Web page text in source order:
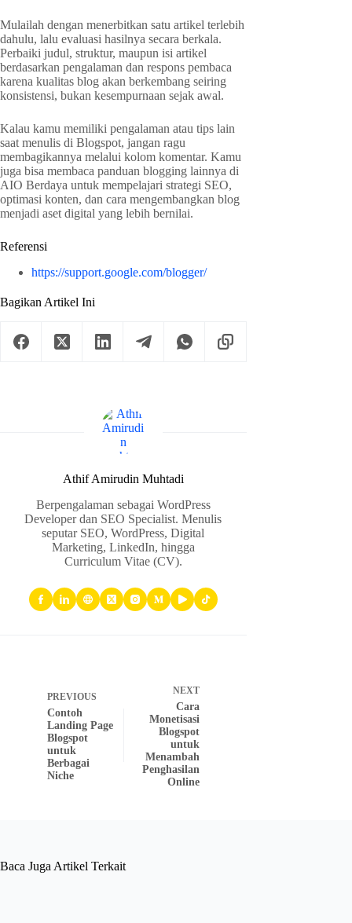
Mulailah dengan menerbitkan satu artikel terlebih
dahulu, lalu evaluasi hasilnya secara berkala.
Perbaiki judul, struktur, maupun isi artikel
berdasarkan pengalaman dan respons pembaca
karena kualitas blog akan berkembang seiring
konsistensi, bukan kesempurnaan sejak awal.
Kalau kamu memiliki pengalaman atau tips lain
saat menulis di Blogspot, jangan ragu
membagikannya melalui kolom komentar. Kamu
juga bisa membaca panduan blogging lainnya di
AIO Berdaya untuk mempelajari strategi SEO,
optimasi konten, dan cara mengembangkan blog
menjadi aset digital yang lebih bernilai.
Referensi
https://support.google.com/blogger/
Bagikan Artikel Ini
Athif Amirudin Muhtadi
Berpengalaman sebagai WordPress
Developer dan SEO Specialist. Menulis
seputar SEO, WordPress, Digital
Marketing, LinkedIn, hingga
Curriculum Vitae (CV).
PREVIOUS
Contoh
Landing Page
Blogspot
untuk
Berbagai
Niche
NEXT
Cara
Monetisasi
Blogspot
untuk
Menambah
Penghasilan
Online
Baca Juga Artikel Terkait